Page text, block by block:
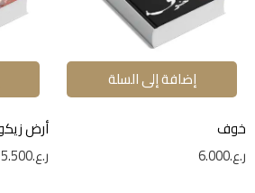
إضافة إلى السلة
خوف
ر.ع.6.000 ر.ع.5.500